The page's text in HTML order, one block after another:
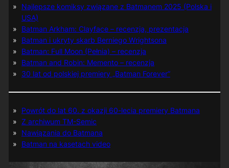
Najlepsze komiksy związane z Batmanem 2025 (Polska i
USA)
Batman Arkham: Clayface – recenzja, prezentacja
Batman i ukryty skarb Berniego Wrightsona
Batman: Full Moon (Pełnia) – recenzja
Batman and Robin: Memento – recenzja
30 lat od polskiej premiery „Batman Forever”
Powrót do lat 60. z okazji 60-lecia premiery Batmana
Z archiwum TM-Semic
Nawiązania do Batmana
Batman na kasetach video